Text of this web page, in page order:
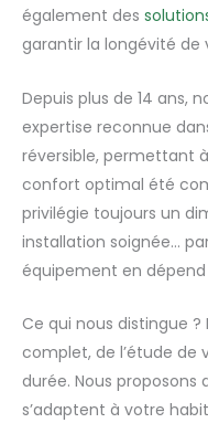
également des
garantir la longévité de
Depuis plus de 14 ans,
expertise reconnue
réversible, permettant
confort optimal été
privilégie toujours un
installation soignée…
équipement en
Ce qui nous distingue
complet, de l’étude de
durée. Nous proposons
s’adaptent à votre